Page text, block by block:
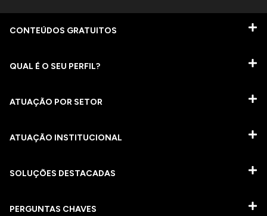
CONTEÚDOS GRATUITOS
QUAL É O SEU PERFIL?
ATUAÇÃO POR SETOR
ATUAÇÃO INSTITUCIONAL
SOLUÇÕES DESTACADAS
PERGUNTAS CHAVES​